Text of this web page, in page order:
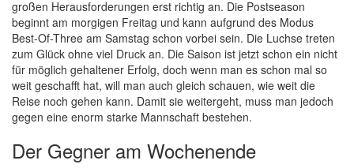
großen Herausforderungen erst richtig an. Die Postseason
beginnt am morgigen Freitag und kann aufgrund des Modus
Best-Of-Three am Samstag schon vorbei sein. Die Luchse treten
zum Glück ohne viel Druck an. Die Saison ist jetzt schon ein nicht
für möglich gehaltener Erfolg, doch wenn man es schon mal so
weit geschafft hat, will man auch gleich schauen, wie weit die
Reise noch gehen kann. Damit sie weitergeht, muss man jedoch
gegen eine enorm starke Mannschaft bestehen.
Der Gegner am Wochenende